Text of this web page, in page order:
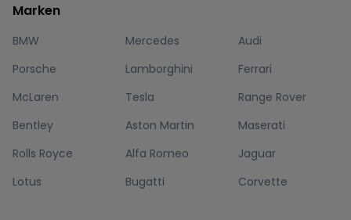
Marken
BMW Mercedes
Audi
Porsche
Lamborghini
Ferrari
McLaren
Tesla
Range Rover
Bentley
Aston Martin
Maserati
Rolls Royce
Alfa Romeo
Jaguar
Lotus
Bugatti Corvette